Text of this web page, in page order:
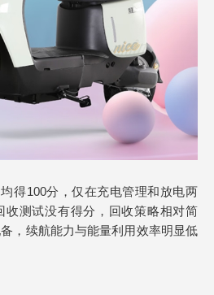
得100分，仅在充电管理和放电两
收测试没有得分，回收策略相对简
，续航能力与能量利用效率明显低